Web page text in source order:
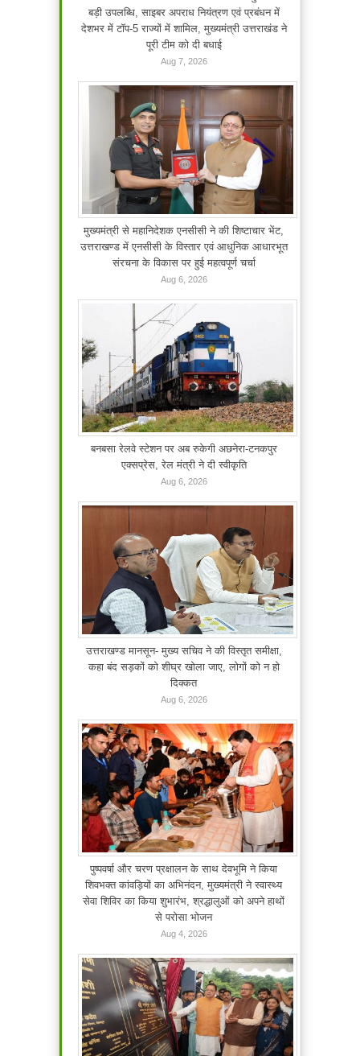
बड़ी उपलब्धि, साइबर अपराध नियंत्रण एवं प्रबंधन में
देशभर में टॉप-5 राज्यों में शामिल, मुख्यमंत्री उत्तराखंड ने
पूरी टीम को दी बधाई
Aug 7, 2026
मुख्यमंत्री से महानिदेशक एनसीसी ने की शिष्टाचार भेंट,
उत्तराखण्ड में एनसीसी के विस्तार एवं आधुनिक आधारभूत
संरचना के विकास पर हुई महत्वपूर्ण चर्चा
Aug 6, 2026
बनबसा रेलवे स्टेशन पर अब रुकेगी अछनेरा-टनकपुर
एक्सप्रेस, रेल मंत्री ने दी स्वीकृति
Aug 6, 2026
उत्तराखण्ड मानसून- मुख्य सचिव ने की विस्तृत समीक्षा,
कहा बंद सड़कों को शीघ्र खोला जाए, लोगों को न हो
दिक्कत
Aug 6, 2026
पुष्पवर्षा और चरण प्रक्षालन के साथ देवभूमि ने किया
शिवभक्त कांवड़ियों का अभिनंदन, मुख्यमंत्री ने स्वास्थ्य
सेवा शिविर का किया शुभारंभ, श्रद्धालुओं को अपने हाथों
से परोसा भोजन
Aug 4, 2026